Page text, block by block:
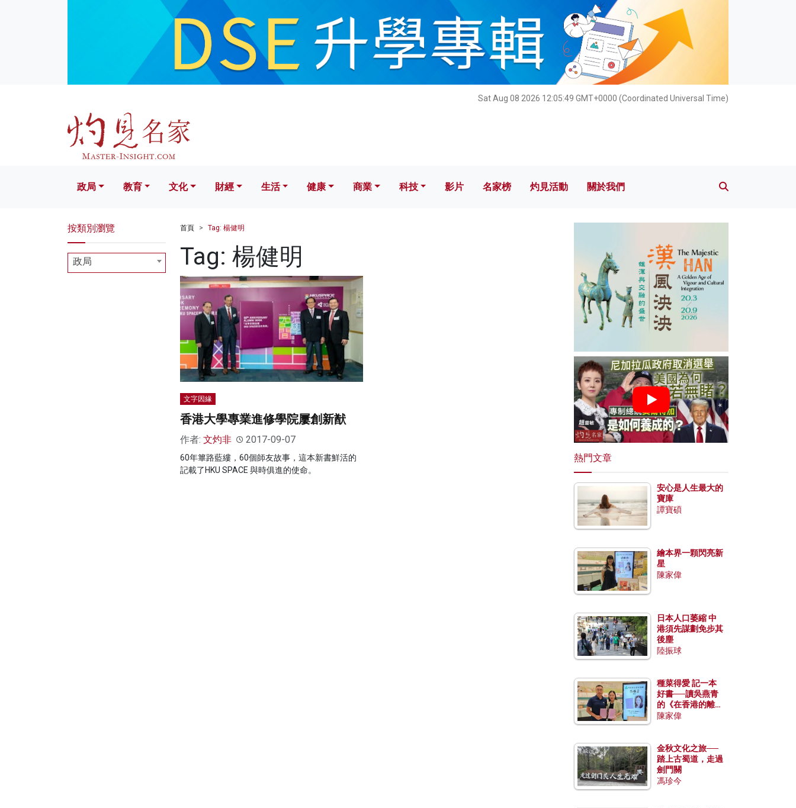
Sat Aug 08 2026 12:05:50 GMT+0000 (Coordinated Universal Time)
文化 財經 生活 健康 科技 影片 名家榜 灼見活動 關於我們
政局 教育 文化 財經 生活 健康 商業 科技 影片 名家榜 灼見活動 關於我們
首頁 Tag: 楊健明
Tag: 楊健明
文字因緣
香港大學專業進修學院屢創新猷
作者: 文灼非 2017-09-07
60年篳路藍縷，60個師友故事，這本新書鮮活的
記載了HKU SPACE 與時俱進的使命。
按類別瀏覽
政局
熱門文章
安心是人生最大的
寶庫
譚寶碩
繪本界一顆閃亮新
星
陳家偉
日本人口萎縮 中
港須先謀劃免步其
後塵
陸振球
種菜得愛 記一本
好書──讀吳燕青
的《在香港的離島
種菜》
陳家偉
金秋文化之旅──
踏上古蜀道，走過
劍門關
馮珍今